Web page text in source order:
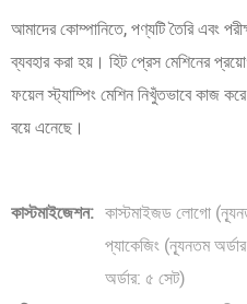
আমাদের কোম্পানিতে, পণ্যটি তৈরি এবং
ব্যবহার করা হয়। হিট প্রেস মেশিনের
ফয়েল স্ট্যাম্পিং মেশিন নিখুঁতভাবে কাজ
বয়ে এনেছে।
কাস্টমাইজেশন: কাস্টমাইজড লোগো
প্যাকেজিং (ন্যূনতম
অর্ডার: ৫ সেট)